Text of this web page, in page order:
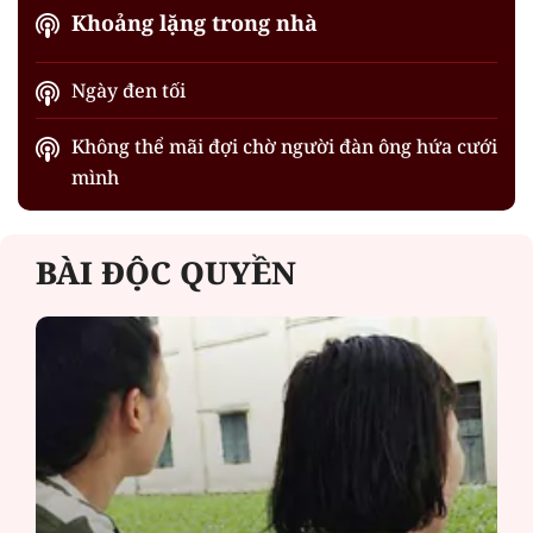
Khoảng lặng trong nhà
Ngày đen tối
Không thể mãi đợi chờ người đàn ông hứa cưới
mình
BÀI ĐỘC QUYỀN